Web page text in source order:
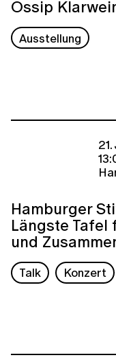
Ossip
Ausstellung
Hamburger
Längste
und
Talk Konzert